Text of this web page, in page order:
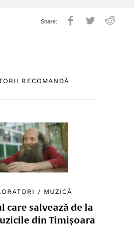
RECOMANDĂ
/ MUZICĂ
care salvează de la
din Timișoara